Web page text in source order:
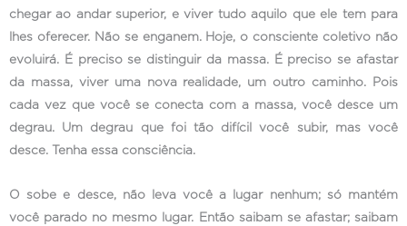
chegar ao andar superior, e viver tudo aquilo que ele tem para
lhes oferecer. Não se enganem. Hoje, o consciente coletivo não
evoluirá. É preciso se distinguir da massa. É preciso se afastar
da massa, viver uma nova realidade, um outro caminho. Pois
cada vez que você se conecta com a massa, você desce um
degrau. Um degrau que foi tão difícil você subir, mas você
desce. Tenha essa consciência.
O sobe e desce, não leva você a lugar nenhum; só mantém
você parado no mesmo lugar. Então saibam se afastar; saibam